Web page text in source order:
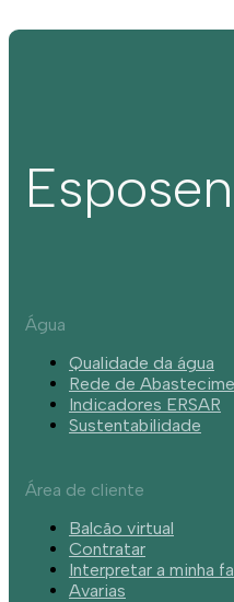
Água
Qualidade da água
Rede de
Indicadores ERSAR
Sustentabilidade
Área de cliente
Balcão virtual
Contratar
Interpretar a minha
Avarias